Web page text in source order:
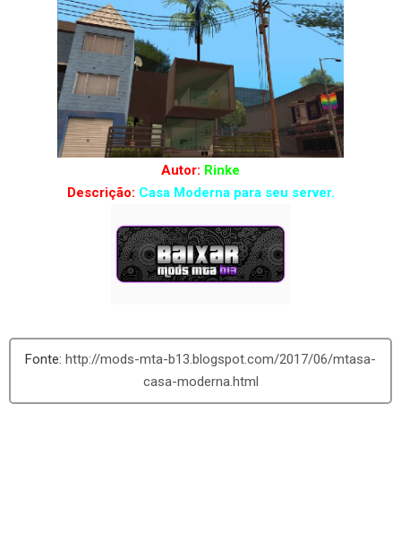
Autor: Rinke
Descrição: Casa Moderna para seu server.
http://mods-mta-b13.blogspot.com/2017/06/mtasa-
casa-moderna.html